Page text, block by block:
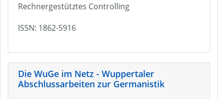
Rechnergestütztes Controlling
ISSN: 1862-5916
Die WuGe im Netz - Wuppertaler
Abschlussarbeiten zur Germanistik